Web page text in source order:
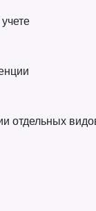
отдельных